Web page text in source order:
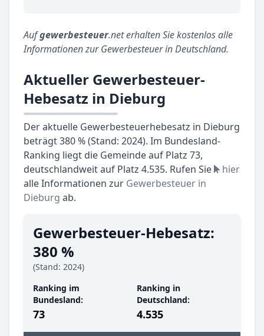
Aufgewerbesteuer.net erhalten Sie kostenlos alle
Informationen zur Gewerbesteuer in Deutschland.
Aktueller Gewerbesteuer-
Hebesatz in Dieburg
Der aktuelle Gewerbesteuerhebesatz in Dieburg
beträgt 380 % (Stand: 2024). Im Bundesland-
Ranking liegt die Gemeinde auf Platz 73,
deutschlandweit auf Platz 4.535. Rufen Sie
hier
alle Informationen zur Gewerbesteuer in
Dieburg ab.
Gewerbesteuer-Hebesatz:
380 %
(Stand: 2024)
Ranking im
Bundesland:
73
Ranking in
Deutschland:
4.535